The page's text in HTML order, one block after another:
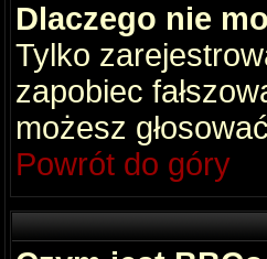
Dlaczego nie
Tylko
zapobiec
możesz
Powrót do góry